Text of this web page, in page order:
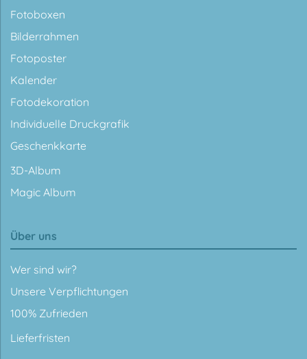
Fotoboxen
Bilderrahmen
Fotoposter
Kalender
Fotodekoration
Individuelle Druckgrafik
Geschenkkarte
3D-Album
Magic Album
Über uns
Wer sind wir?
Unsere Verpflichtungen
100% Zufrieden
Lieferfristen